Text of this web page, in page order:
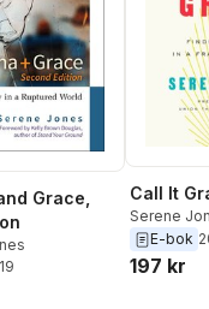
Grace,
Call It
Serene
E-bok
197 kr